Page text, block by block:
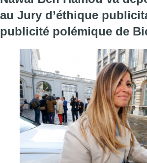
au Jury d’éthique
publicité polémique de